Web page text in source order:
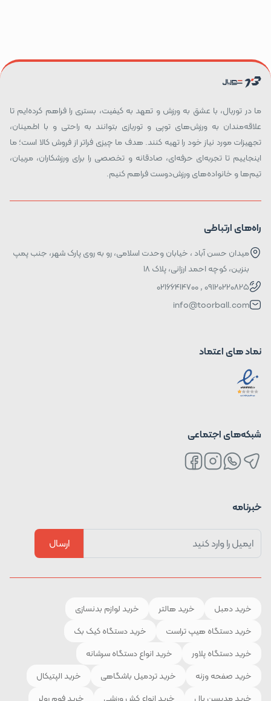
ما در توربال، با عشق به ورزش و تعهد به کیفیت، بستری را فراهم کرده‌ایم تا
علاقه‌مندان به ورزش‌های توپی و توربازی بتوانند به راحتی و با اطمینان،
تجهیزات مورد نیاز خود را تهیه کنند. هدف ما چیزی فراتر از فروش کالا است؛ ما
اینجاییم تا تجربه‌ای حرفه‌ای، صادقانه و تخصصی را برای ورزشکاران، مربیان،
تیم‌ها و خانواده‌های ورزش‌دوست فراهم کنیم.
راه‌های ارتباطی
میدان حسن آباد ، خیابان وحدت اسلامی، رو به روی پارک شهر، جنب پمپ
بنزین، کوچه احمد ارزانی، پلاک ۱۸
09120220825 , 02166414700
info@toorball.com
نماد های اعتماد
شبکه‌های اجتماعی
خبرنامه
ارسال
خرید دمبل خرید هالتر
خرید لوازم بدنسازی
خرید دستگاه هیپ تراست
خرید دستگاه کیک بک
خرید دستگاه پلاور
خرید انواع دستگاه سرشانه
خرید صفحه وزنه
خرید تردمیل باشگاهی
خرید الپتیکال
خرید مدیسن بال
خرید انواع کش ورزشی خرید فوم رولر